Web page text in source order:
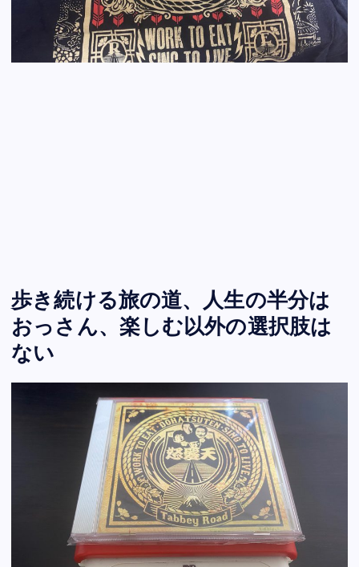
歩き続ける旅の道、人生の半分は
おっさん、楽しむ以外の選択肢は
ない